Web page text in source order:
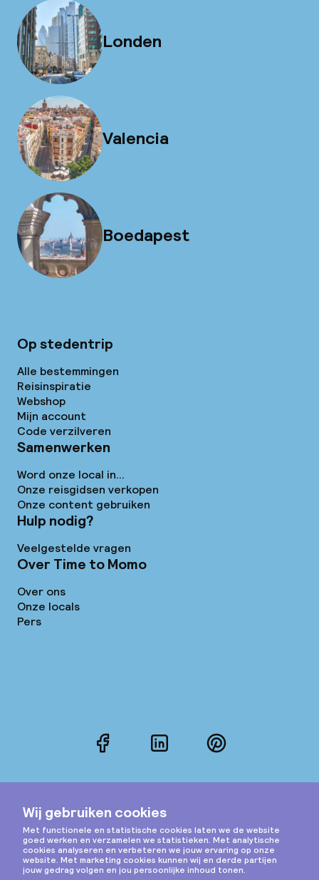
Londen
Valencia
Boedapest
Op stedentrip
Alle bestemmingen
Reisinspiratie
Webshop
Mijn account
Code verzilveren
Samenwerken
Word onze local in...
Onze reisgidsen verkopen
Onze content gebruiken
Hulp nodig?
Veelgestelde vragen
Over Time to Momo
Over ons
Onze locals
Pers
FacebookLinkedInPinterest
Instagram